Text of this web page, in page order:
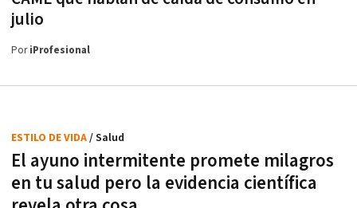
julio
PoriProfesional
El ayuno intermitente promete milagros
en tu salud pero la evidencia científica
ESTILO DE VIDA/ Salud